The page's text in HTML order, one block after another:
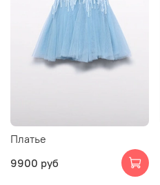
Платье
9900 руб